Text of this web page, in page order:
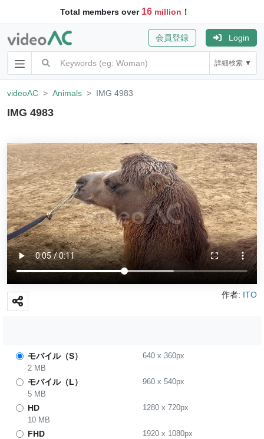
Total members over 16 million ！
会員登録 Login
詳細検索 ▼
videoAC Animals IMG 4983
IMG 4983
作者: ITO
モバイル（S） 640x 360px
2 MB
モバイル（L） 960x 540px
5 MB
HD 1280x 720px
10 MB
FHD 1920x 1080px